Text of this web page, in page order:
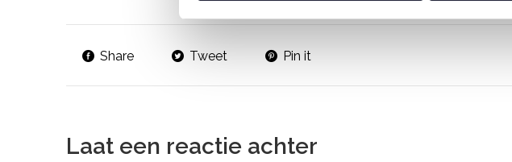
Share Tweet Pin it
Laat een reactie achter